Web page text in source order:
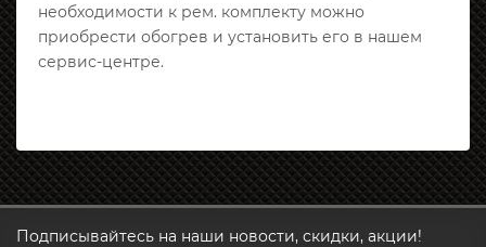
необходимости к рем. комплекту можно
приобрести обогрев и установить его в нашем
сервис-центре.
Подписывайтесь на наши новости, скидки, акции!